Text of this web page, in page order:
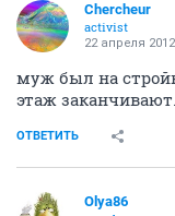
Сhercheur
activist
22 апреля 2012
муж был на
этаж заканчивают.
ОТВЕТИТЬ
Olya86